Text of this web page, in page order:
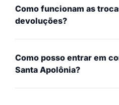
Como funcionam as
devoluções?
Como posso entrar em
Santa Apolônia?